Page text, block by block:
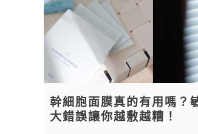
幹細胞面膜真的有用嗎？
大錯誤讓你越敷越糟！